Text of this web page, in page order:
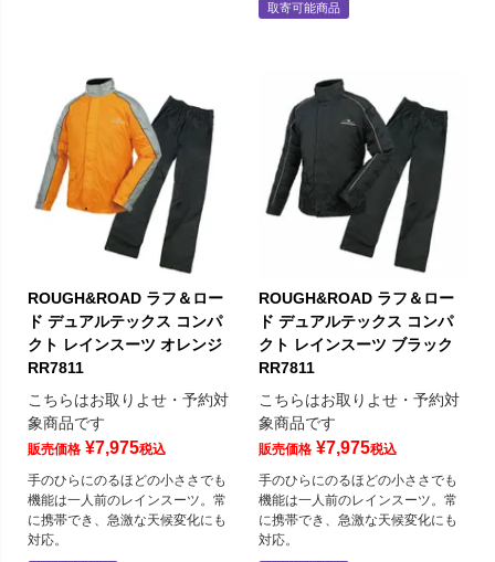
取寄可能商品
ROUGH&ROAD ラフ＆ロー
ド デュアルテックス コンパ
クト レインスーツ オレンジ
RR7811
こちらはお取りよせ・予約対
象商品です
販売価格 ¥7,975税込
手のひらにのるほどの小ささでも
機能は一人前のレインスーツ。常
に携帯でき、急激な天候変化にも
対応。
ROUGH&ROAD ラフ＆ロー
ド デュアルテックス コンパ
クト レインスーツ ブラック
RR7811
こちらはお取りよせ・予約対
象商品です
販売価格 ¥7,975税込
手のひらにのるほどの小ささでも
機能は一人前のレインスーツ。常
に携帯でき、急激な天候変化にも
対応。